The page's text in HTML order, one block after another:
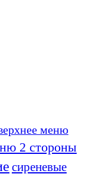
меню
2 стороны
сиреневые